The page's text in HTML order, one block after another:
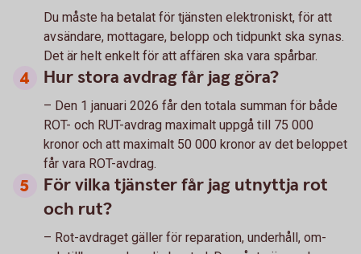
Du måste ha betalat för tjänsten elektroniskt, för att
avsändare, mottagare, belopp och tidpunkt ska synas.
Det är helt enkelt för att affären ska vara spårbar.
Hur stora avdrag får jag göra?
– Den 1 januari 2026 får den totala summan för både
ROT- och RUT-avdrag maximalt uppgå till 75 000
kronor och att maximalt 50 000 kronor av det beloppet
får vara ROT-avdrag.
För vilka tjänster får jag utnyttja rot
och rut?
– Rot-avdraget gäller för reparation, underhåll, om-